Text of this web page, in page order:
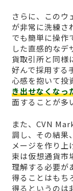
さらに、このウ
が非常に洗練さ
でも簡単に操作
した直感的なデ
貨取引所と同様
好んで採用する
心感を抱いて投
き出せなくなっ
面することが多
また、CVN
調し、その結果
メージを作り上
束は仮想通貨市
理解する必要が
得ることはもち
得るというのは